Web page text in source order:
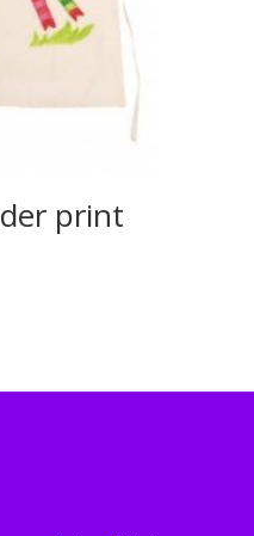
print